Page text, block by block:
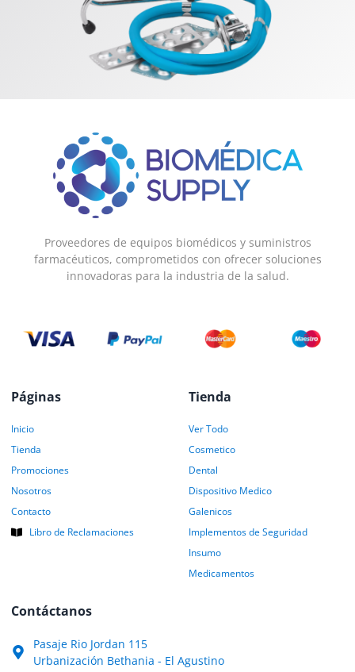
Proveedores de equipos biomédicos y suministros
farmacéuticos, comprometidos con ofrecer soluciones
innovadoras para la industria de la salud.
Páginas
Inicio
Tienda
Promociones
Nosotros
Contacto
Libro de Reclamaciones
Tienda
Ver Todo
Cosmetico
Dental
Dispositivo Medico
Galenicos
Implementos de Seguridad
Insumo
Medicamentos
Contáctanos
Pasaje Rio Jordan 115
Urbanización Bethania - El Agustino